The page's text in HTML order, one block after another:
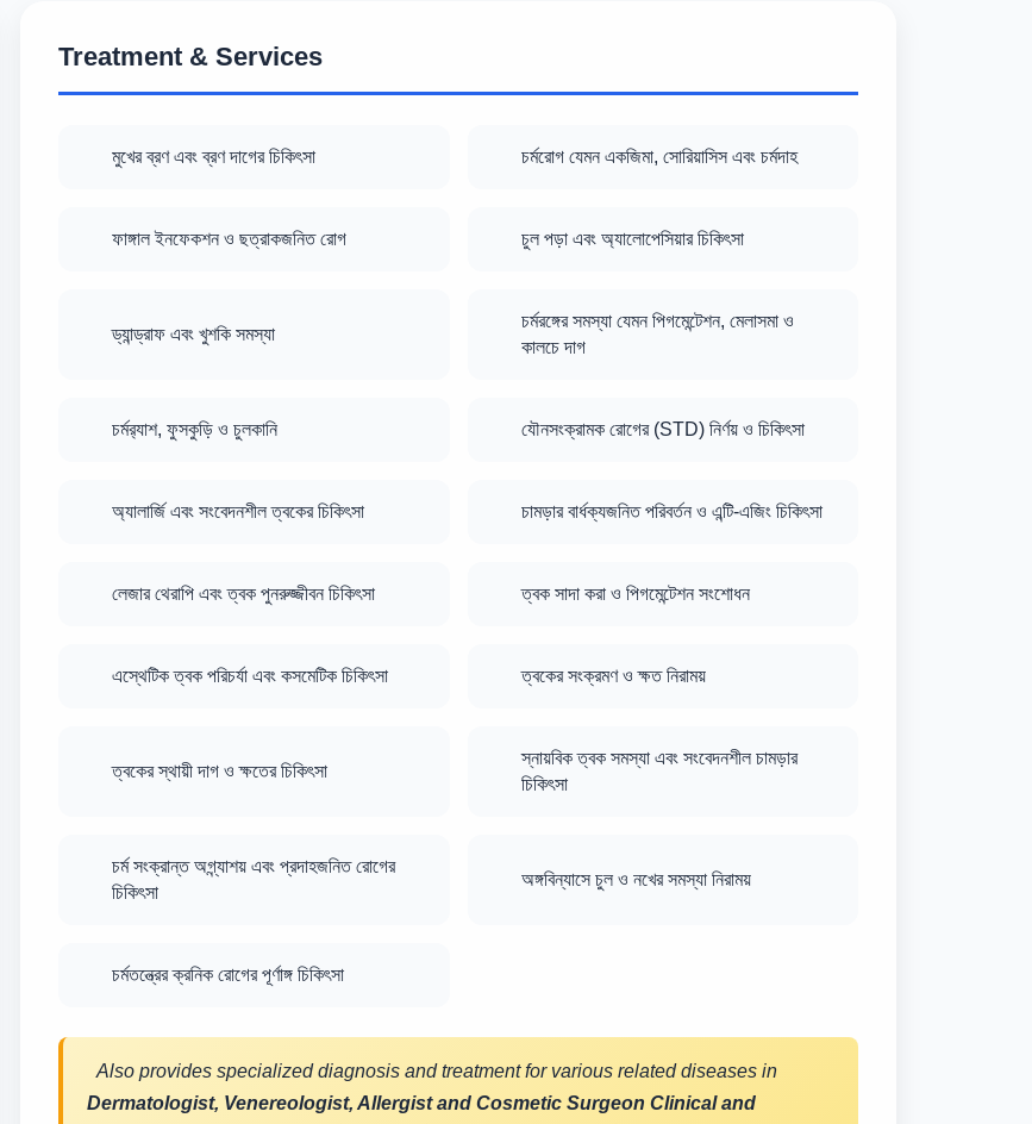
Treatment & Services
মুখের ব্রণ এবং ব্রণ দাগের চিকিৎসা চর্মরোগ যেমন একজিমা, সোরিয়াসিস এবং চর্মদাহ
ফাঙ্গাল ইনফেকশন ও ছত্রাকজনিত রোগ চুল পড়া এবং অ্যালোপেসিয়ার চিকিৎসা
ড্যান্ড্রাফ এবং খুশকি সমস্যা
চর্মরঙ্গের সমস্যা যেমন পিগমেন্টেশন, মেলাসমা ও
কালচে দাগ
চর্মর‍্যাশ, ফুসকুড়ি ও চুলকানি যৌনসংক্রামক রোগের (STD) নির্ণয় ও চিকিৎসা
অ্যালার্জি এবং সংবেদনশীল ত্বকের চিকিৎসা চামড়ার বার্ধক্যজনিত পরিবর্তন ও এন্টি-এজিং চিকিৎসা
লেজার থেরাপি এবং ত্বক পুনরুজ্জীবন চিকিৎসা ত্বক সাদা করা ও পিগমেন্টেশন সংশোধন
এস্থেটিক ত্বক পরিচর্যা এবং কসমেটিক চিকিৎসা ত্বকের সংক্রমণ ও ক্ষত নিরাময়
ত্বকের স্থায়ী দাগ ও ক্ষতের চিকিৎসা
স্নায়বিক ত্বক সমস্যা এবং সংবেদনশীল চামড়ার
চিকিৎসা
চর্ম সংক্রান্ত অগ্ন্যাশয় এবং প্রদাহজনিত রোগের
চিকিৎসা
অঙ্গবিন্যাসে চুল ও নখের সমস্যা নিরাময়
চর্মতন্ত্রের ক্রনিক রোগের পূর্ণাঙ্গ চিকিৎসা
Also provides specialized diagnosis and treatment for various related diseases in
Dermatologist, Venereologist, Allergist and Cosmetic Surgeon Clinical and